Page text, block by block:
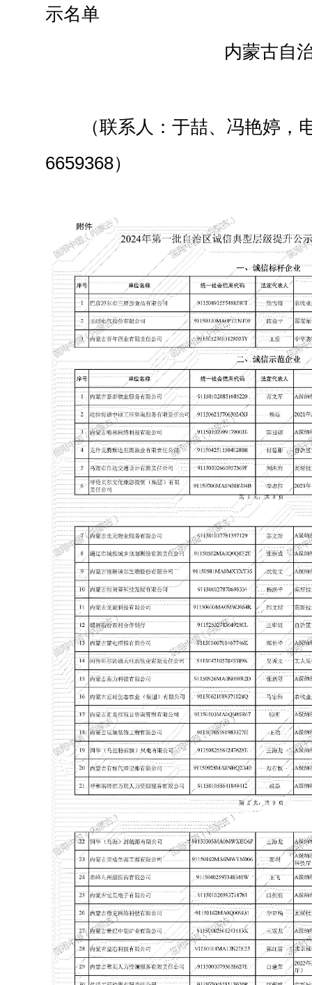
示名单
内蒙古自
（联系人：于喆、冯艳婷，
6659368）